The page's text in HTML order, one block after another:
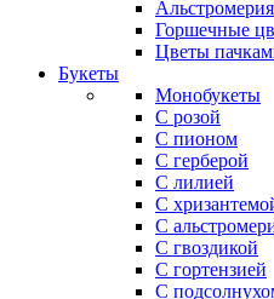
Альстромерия
Горшечные
Цветы
Букеты
Монобукеты
С розой
С пионом
С герберой
С лилией
С
С
С гвоздикой
С гортензией
С